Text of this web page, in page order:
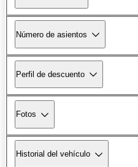
Número de asientos
Perfil de descuento
Fotos
Historial del vehículo